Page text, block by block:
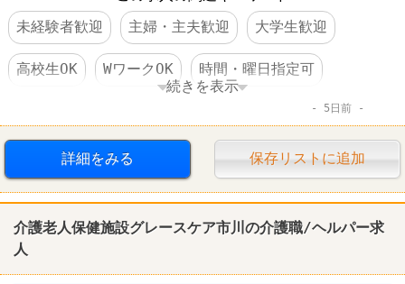
未経験者歓迎
主婦・主夫歓迎 大学生歓迎
高校生OK WワークOK 時間・曜日指定可
ファミリーマート
続きを表示
5日前
詳細をみる 保存リストに追加
介護老人保健施設グレースケア市川の介護職/ヘルパー求
人